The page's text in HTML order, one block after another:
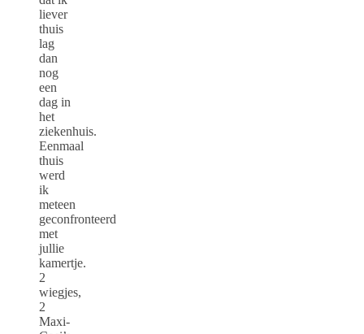
liever
thuis
lag
dan
nog
een
dag in
het
ziekenhuis.
Eenmaal
thuis
werd
ik
meteen
geconfronteerd
met
jullie
kamertje.
2
wiegjes,
2
Maxi-